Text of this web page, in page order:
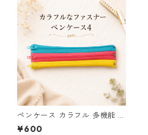
ペンケース カラフル 多機能 筆
箱 ファスナー6本 s12
¥600